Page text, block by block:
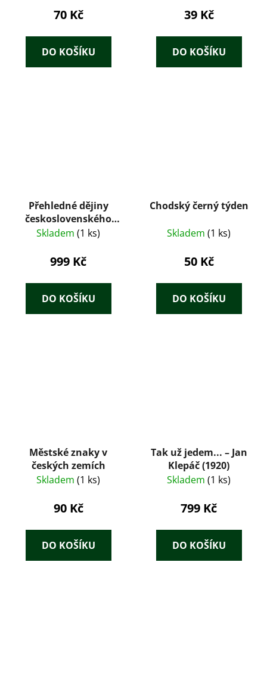
70 Kč
DO KOŠÍKU
39 Kč
DO KOŠÍKU
Přehledné dějiny
československého
hornictví 1.
Skladem (1 ks)
999 Kč
DO KOŠÍKU
Chodský černý týden
Skladem (1 ks)
50 Kč
DO KOŠÍKU
Městské znaky v
českých zemích
Skladem (1 ks)
90 Kč
DO KOŠÍKU
Tak už jedem... – Jan
Klepáč (1920)
Skladem (1 ks)
799 Kč
DO KOŠÍKU